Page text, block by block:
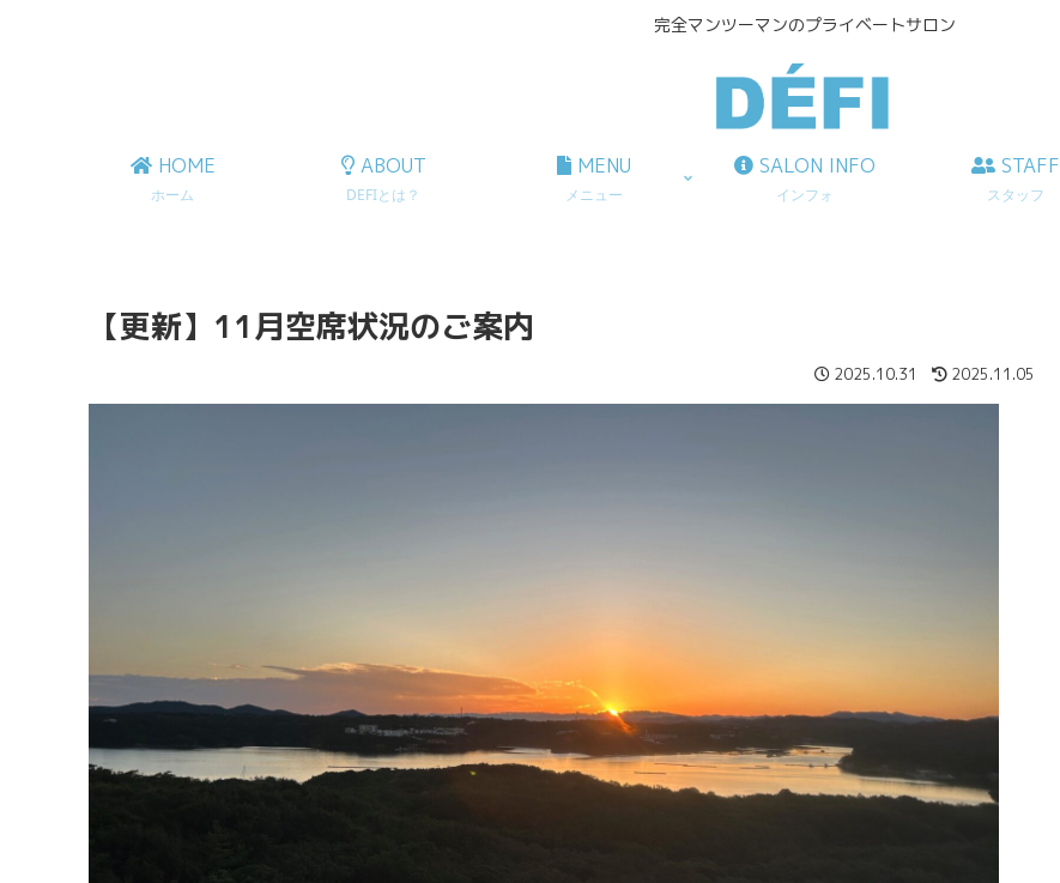
完全マンツーマンのプライベートサロン
HOME
ホーム
ABOUT
DEFIとは？
MENU
メニュー
SALON INFO
インフォ
STAFF
スタッフ
【更新】11月空席状況のご案内
2025.10.31 2025.11.05